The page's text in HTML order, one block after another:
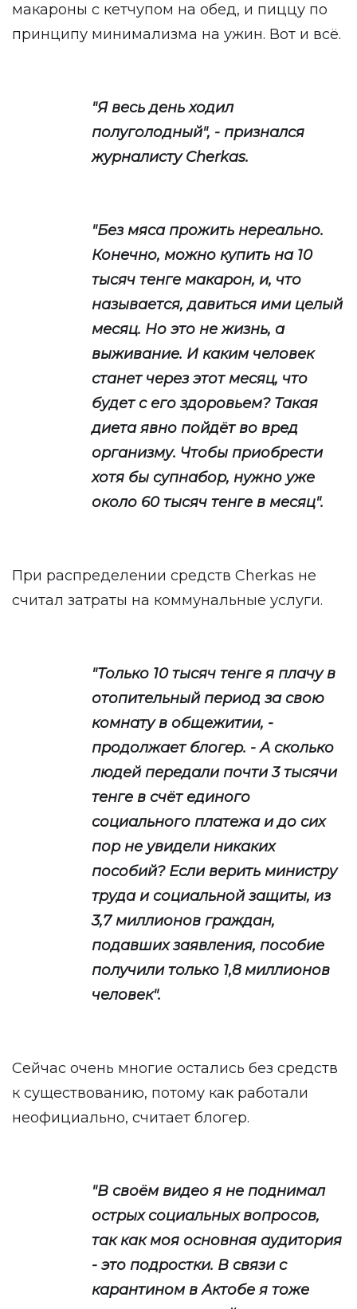
макароны с кетчупом на обед, и пиццу по
принципу минимализма на ужин. Вот и всё.
"Я весь день ходил
полуголодный", - признался
журналисту Cherkas.
"Без мяса прожить нереально.
Конечно, можно купить на 10
тысяч тенге макарон, и, что
называется, давиться ими целый
месяц. Но это не жизнь, а
выживание. И каким человек
станет через этот месяц, что
будет с его здоровьем? Такая
диета явно пойдёт во вред
организму. Чтобы приобрести
хотя бы супнабор, нужно уже
около 60 тысяч тенге в месяц".
При распределении средств Cherkas не
считал затраты на коммунальные услуги.
"Только 10 тысяч тенге я плачу в
отопительный период за свою
комнату в общежитии, -
продолжает блогер. - А сколько
людей передали почти 3 тысячи
тенге в счёт единого
социального платежа и до сих
пор не увидели никаких
пособий? Если верить министру
труда и социальной защиты, из
3,7 миллионов граждан,
подавших заявления, пособие
получили только 1,8 миллионов
человек".
Сейчас очень многие остались без средств
к существованию, потому как работали
неофициально, считает блогер.
"В своём видео я не поднимал
острых социальных вопросов,
так как моя основная аудитория
- это подростки. В связи с
карантином в Актобе я тоже